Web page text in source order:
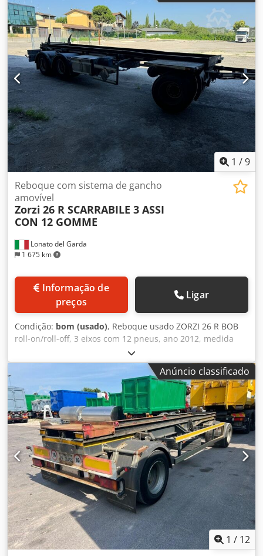
1 /9
Lonato del Garda
1 675 km
Reboque com sistema de gancho
amovível
Zorzi 26 R SCARRABILE 3 ASSI
CON 12 GOMME
preços
Ligar
Condição: bom (usado), Reboque usado ZORZI 26 R BOB
roll-on/roll-off, 3 eixos com 12 pneus, ano 2012, medida
dos pneus 265/70 R 19.5, pneus com 60% de vida útil, peso
total 26.000 kg, capacidade de carga 21.320 kg, ABS,
suspensão pneumática, eixo tipo ROR, comprimento total
com lança 9.350 mm, em bom estado de conservação.
Crodpfx Abeuizihobjf
Anúncio classificado
1 / 12